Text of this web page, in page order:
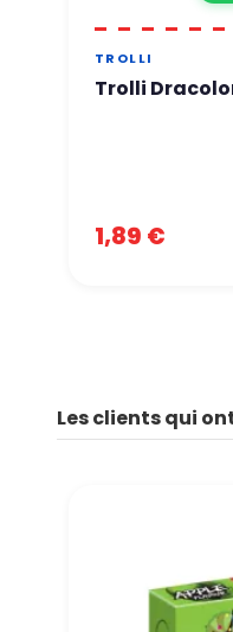
TROLLI
Trolli
1,89 €
Les clients qui